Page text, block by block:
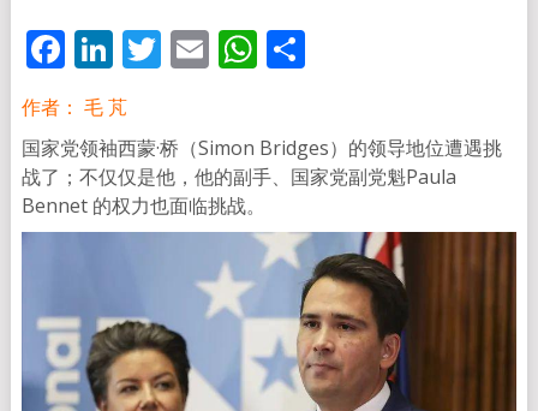
Facebook
LinkedIn
Twitter
EmailWhatsApp
分
作者： 毛 芃
国家党领袖西蒙·桥（Simon Bridges）的领导地位遭遇挑
战了；不仅仅是他，他的副手、国家党副党魁Paula
Bennet 的权力也面临挑战。